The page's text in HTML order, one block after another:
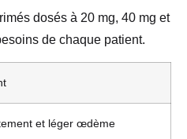
dosés à 20 mg, 40 mg et
de chaque patient.
et léger œdème